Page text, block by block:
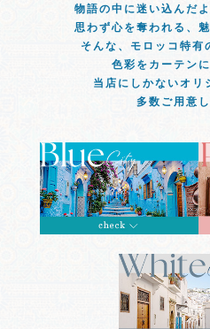
物語の中に迷い込んだ
思わず心を奪われる、
そんな、モロッコ特有
色彩をカーテン
当店にしかないオリ
多数ご用意し